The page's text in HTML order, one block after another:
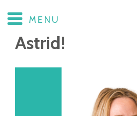
MENU
Welkom in het
Astrid!